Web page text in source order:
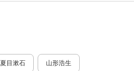
夏目漱石 山形浩生